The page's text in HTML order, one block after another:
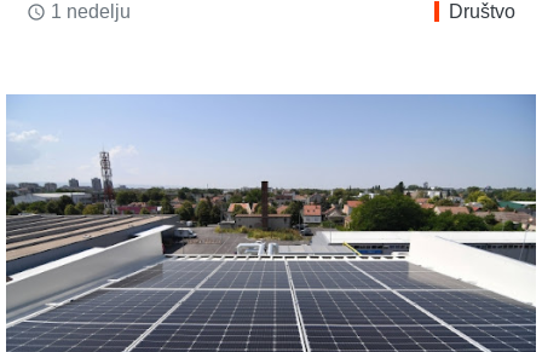
access_time 1 nedelju Društvo